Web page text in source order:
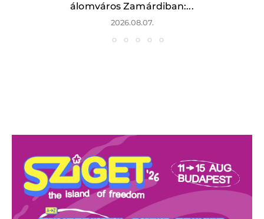
álomváros Zamárdiban:...
2026.08.07.